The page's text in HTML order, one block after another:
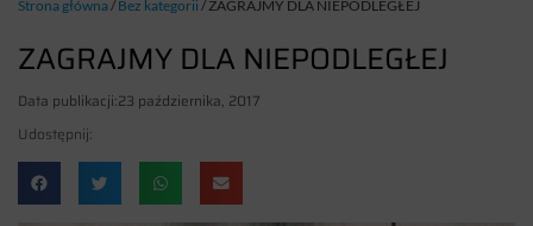
Strona główna/ Bez kategorii / ZAGRAJMY DLA NIEPODLEGŁEJ
ZAGRAJMY DLA NIEPODLEGŁEJ
Data publikacji:23 października, 2017
Udostępnij: